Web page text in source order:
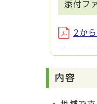
添付フ
2か
内容